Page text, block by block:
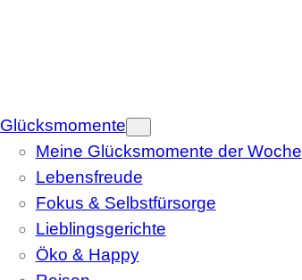
Glücksmomente
Meine Glücksmomente der Woche
Lebensfreude
Fokus & Selbstfürsorge
Lieblingsgerichte
Öko & Happy